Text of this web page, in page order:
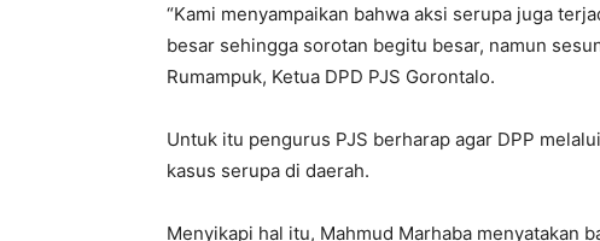
“Kami menyampaikan bahwa aksi serupa juga
besar sehingga sorotan begitu besar, namun
Rumampuk, Ketua DPD PJS Gorontalo.
Untuk itu pengurus PJS berharap agar DPP
kasus serupa di daerah.
Menyikapi hal itu, Mahmud Marhaba menyatakan